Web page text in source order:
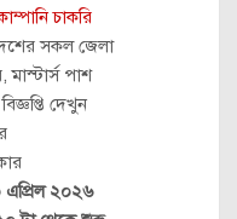
চাকরি
সকল জেলা
মাস্টার্স পাশ
দেখুন
২০২৬